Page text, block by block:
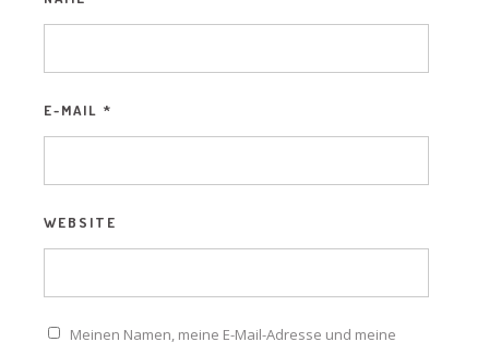
E-MAIL *
WEBSITE
Meinen Namen, meine E-Mail-Adresse und meine